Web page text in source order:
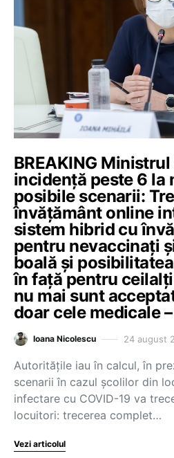
BREAKING
incidență peste 6 la
posibile scenarii:
învățământ online
sistem hibrid cu
pentru nevaccinați
boală și
în față pentru
nu mai sunt
doar cele medicale
Ioana Nicolescu 24 august
Autoritățile iau în calcul, în
scenarii în cazul școlilor din
infectare cu COVID-19 va
locuitori: trecerea complet…
Vezi articolul